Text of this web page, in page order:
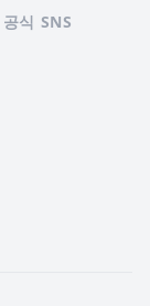
공식 SNS